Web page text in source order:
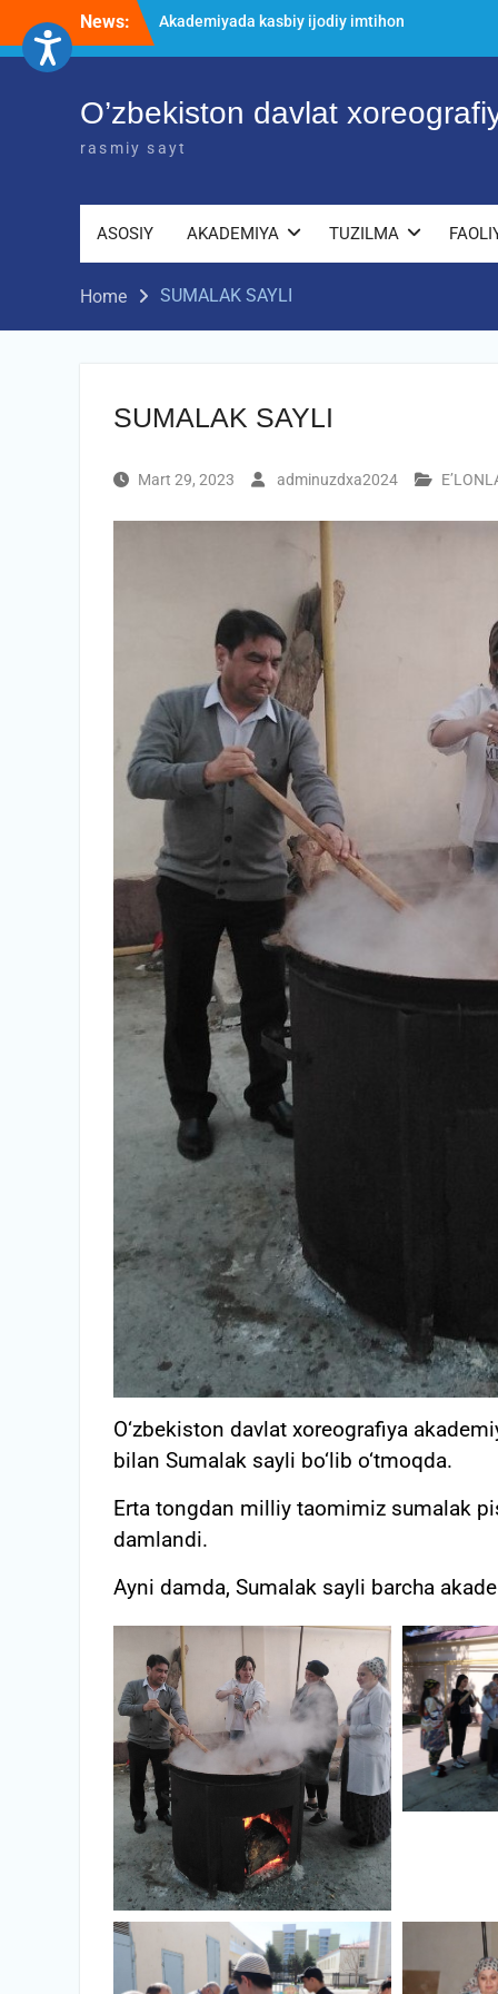
content
News:
jarayonlari
O’ZBEKISTON DAVLAT XOREOGRAFIYA
(ijodiy) imtihonlarning natijalari
Diqqat e’lon!
O’zbekiston davlat
rasmiy sayt
ASOSIY AKADEMIYA TUZILMA
Home SUMALAK SAYLI
SUMALAK SAYLI
Mart 29, 2023 adminuzdxa2024
O‘zbekiston davlat xoreografiya
bilan Sumalak sayli bo‘lib o‘tmoqda.
Erta tongdan milliy taomimiz sumalak
damlandi.
Ayni damda, Sumalak sayli barcha